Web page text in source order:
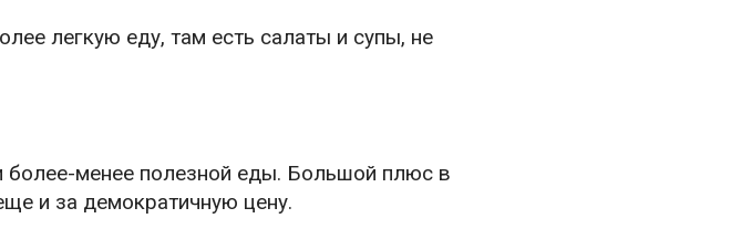
легкую еду, там есть салаты и супы, не
более-менее полезной еды. Большой плюс в
и за демократичную цену.